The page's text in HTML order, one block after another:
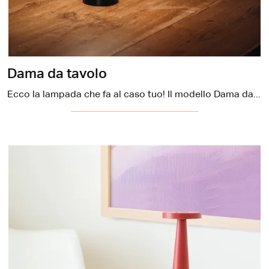
Dama da tavolo
Ecco la lampada che fa al caso tuo! Il modello Dama da tavolo è una delle nostre lampade da tavolo di Zafferano.